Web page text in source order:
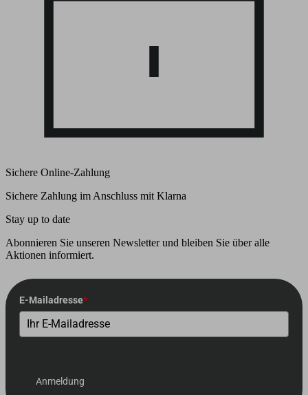
Sichere Online-Zahlung
Sichere Zahlung im Anschluss mit Klarna
Stay up to date
Abonnieren Sie unseren Newsletter und bleiben Sie über alle
Aktionen informiert.
E-Mailadresse*
Anmeldung